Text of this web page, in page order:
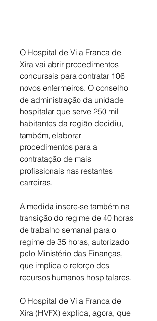
O Hospital de Vila Franca de
Xira vai abrir procedimentos
concursais para contratar 106
novos enfermeiros. O conselho
de administração da unidade
hospitalar que serve 250 mil
habitantes da região decidiu,
também, elaborar
procedimentos para a
contratação de mais
profissionais nas restantes
carreiras.
A medida insere-se também na
transição do regime de 40 horas
de trabalho semanal para o
regime de 35 horas, autorizado
pelo Ministério das Finanças,
que implica o reforço dos
recursos humanos hospitalares.
O Hospital de Vila Franca de
Xira (HVFX) explica, agora, que